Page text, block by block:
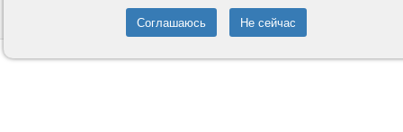
© 2008-2026
- Все права защищены.